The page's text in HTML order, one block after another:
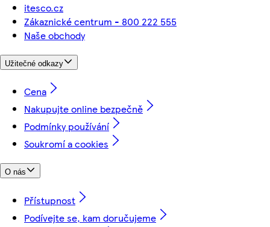
itesco.cz
Zákaznické centrum - 800 222 555
Naše obchody
Užitečné odkazy
Cena
Nakupujte online bezpečně
Podmínky používání
Soukromí a cookies
O nás
Přístupnost
Podívejte se, kam doručujeme